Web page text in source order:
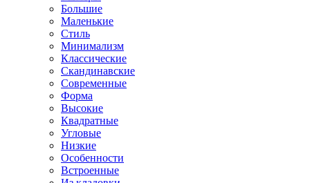
Большие
Маленькие
Стиль
Минимализм
Классические
Скандинавские
Современные
Форма
Высокие
Квадратные
Угловые
Низкие
Особенности
Встроенные